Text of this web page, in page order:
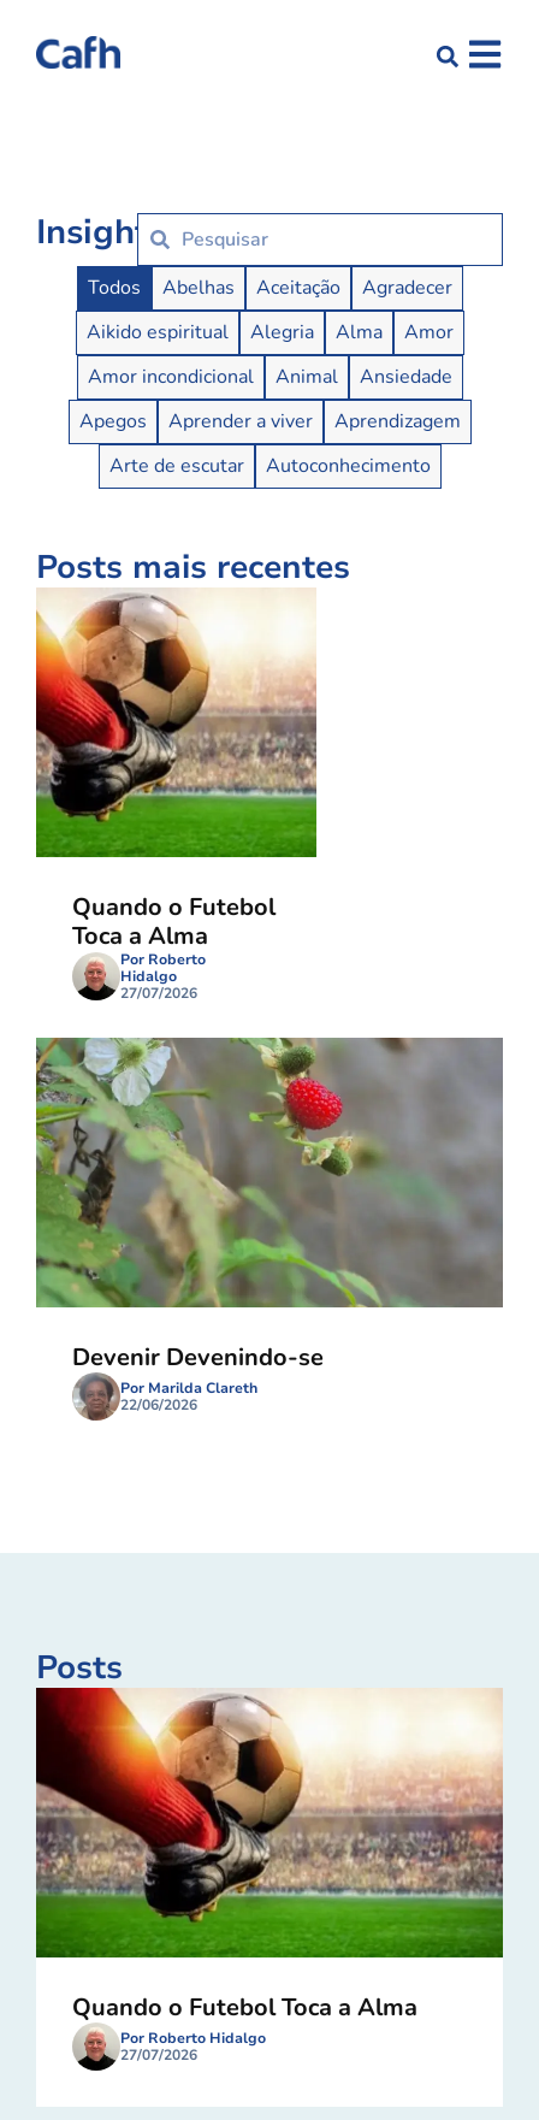
Insights
Insights Buttons
Todos Abelhas Aceitação
Agradecer
Aikido espiritual
Alegria Alma
Amor
Amor incondicional
Animal
Ansiedade
Apegos
Aprender a viver
Aprendizagem
Arte de escutar
Autoconhecimento
Posts mais recentes
Quando o Futebol
Toca a Alma
Por Roberto
Hidalgo
27/07/2026
Devenir Devenindo-se
Por Marilda Clareth
22/06/2026
Posts
Quando o Futebol Toca a Alma
Por Roberto Hidalgo
27/07/2026